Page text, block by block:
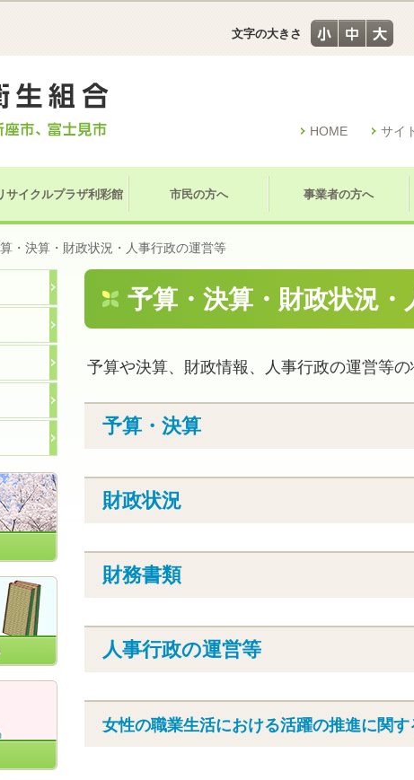
文字の大きさ
サイ
HOME
サイクルプラザ利彩館 市民の方へ 事業者の方へ
・決算・財政状況・人事行政の運営等
予算・決算・財政状況
予算や決算、財政情報、人事行政の運営等の
予算・決算
財政状況
財務書類
人事行政の運営等
女性の職業生活における活躍の推進に関